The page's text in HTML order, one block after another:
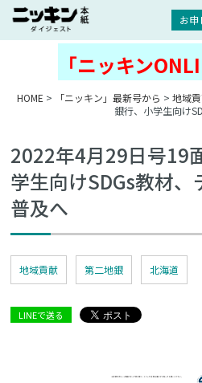
お申
「ニッキン
HOME > 「ニッキン」最新号から > 地域
銀行、小学生向け
2022年4月29日号
学生向けSDGs教材
普及へ
地域貢献 第二地銀 北海道
LINEで送る